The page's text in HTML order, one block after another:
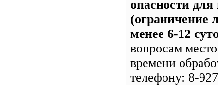
опасности для
(ограничение
менее 6-12
вопросам
времени
телефону: 8-